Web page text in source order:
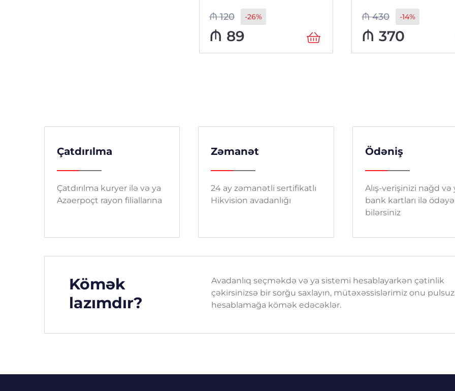
₼120 -26%
₼ 89
₼430 -14%
₼ 370
Çatdırılma
Çatdırılma kuryer ilə və ya
Azəerpoçt rayon filiallarına
Zəmanət
24 ay zəmanətli sertifikatlı
Hikvision avadanlığı
Ödəniş
Alış-verişinizi nağd və
bank kartları ilə ödəyə
bilərsiniz
Kömək
lazımdır?
Avadanlıq seçməkdə və ya sistemi hesablayarkən çətinlik
çəkirsinizsə bir sorğu saxlayın, mütəxəssislərimiz onu pulsuz
hesablamağa kömək edəcəklər.